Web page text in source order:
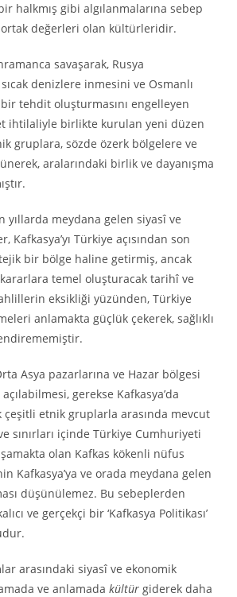
halkmış gibi algılanmalarına sebep
ortak değerleri olan kültürleridir.
savaşarak, Rusya
denizlere inmesini ve Osmanlı
tehdit oluşturmasını engelleyen
ihtilaliyle birlikte kurulan yeni düzen
gruplara, sözde özerk bölgelere ve
aralarındaki birlik ve dayanışma
yıllarda meydana gelen siyasî ve
Kafkasya’yı Türkiye açısından son
bir bölge haline getirmiş, ancak
temel oluşturacak tarihî ve
eksikliği yüzünden, Türkiye
anlamakta güçlük çekerek, sağlıklı
Asya pazarlarına ve Hazar bölgesi
gerekse Kafkasya’da
çeşitli etnik gruplarla arasında mevcut
sınırları içinde Türkiye Cumhuriyeti
olan Kafkas kökenli nüfus
Kafkasya’ya ve orada meydana gelen
düşünülemez. Bu sebeplerden
ve gerçekçi bir ‘Kafkasya Politikası’
arasındaki siyasî ve ekonomik
ve anlamadakültür giderek daha